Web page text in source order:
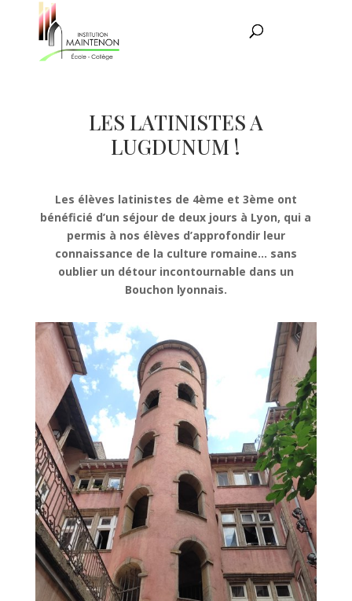
LES LATINISTES A
LUGDUNUM !
Les élèves latinistes de 4ème et 3ème ont
bénéficié d’un séjour de deux jours à Lyon, qui a
permis à nos élèves d’approfondir leur
connaissance de la culture romaine… sans
oublier un détour incontournable dans un
Bouchon lyonnais.